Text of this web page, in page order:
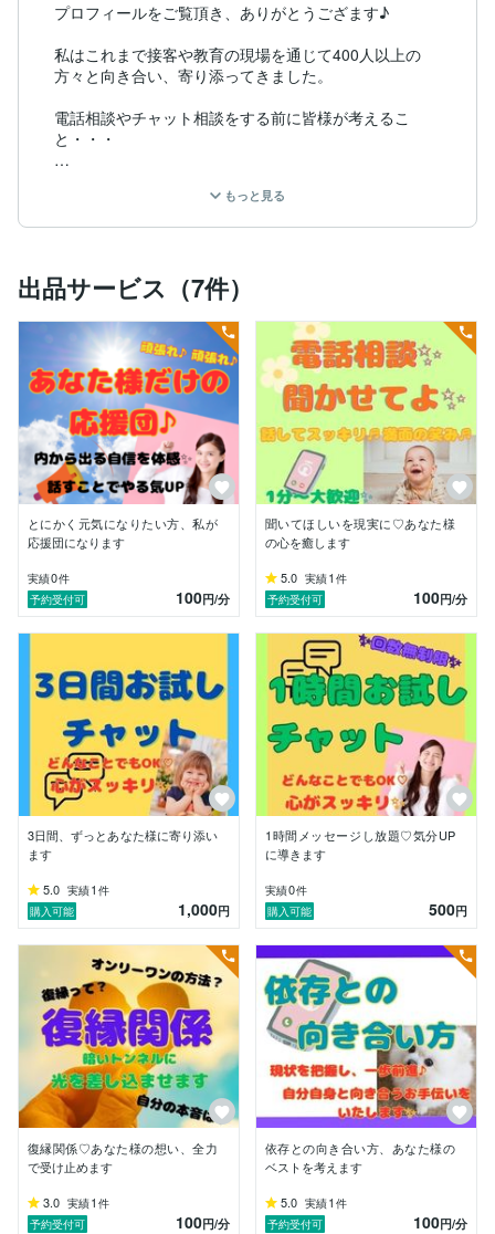
プロフィールをご覧頂き、ありがとうござます♪
私はこれまで接客や教育の現場を通じて400人以上の
方々と向き合い、寄り添ってきました。
電話相談やチャット相談をする前に皆様が考えるこ
と・・・
「この人で大丈夫かな」
・・・・・・・・・・・・・・・・・・・・・・・・・・・・
♡現状から抜け出したい
♡とにかく誰かに話を聴いて欲しい
♡頭の中がごちゃごちゃしすぎてよくわからない
♡周りの人には知られたくないけど、一人で抱え込むの
は辛い
どれか一つでも当てはまる方、
まずは私のプロフィールをご覧ください♬
そして、ぜひ私にご連絡ください♪
受け止め上手の私がお話を伺い、
少しでもあなた様が笑顔で過ごせる日々へご案内します
( *´艸｀)♬
私はあなた様にとことん付き合い、寄り添うことが大得
意！！
今までご縁を頂いた方にも
♥こんなにずっと話を聴いてくれる人はいない
♥一緒に考えてくれてありがとうございます
♥自分が今何をしたらいいかがわかりました
など、多くの嬉しいお言葉を頂いています。
・・・・・・・・・・・・・・・・・・・・・・・・・・・・
私は数年前、占い依存症でした。
全てが敵で、周囲に相談できるないようでもない。
味方は占い師だけ。
家族に隠れてこそこそ相談する日々。
そんな日々を過ごしていて、ふと思いました。
私、最近、笑っていない。。。。
それから、私は本を読んだり、海辺を散歩したり…
した。
もっと見る
出品サービス（7件）
とにかく元気になりたい方、私が
応援団になります
実績0件
予約受付可
100円/分
聞いてほしいを現実に♡あなた様
の心を癒します
5.0 実績1 件
予約受付可
100円/分
3日間、ずっとあなた様に寄り添い
ます
5.0 実績1 件
購入可能
1,000円
1時間メッセージし放題♡気分UP
に導きます
実績0件
購入可能
500円
復縁関係♡あなた様の想い、全力
で受け止めます
3.0 実績1 件
予約受付可
100円/分
依存との向き合い方、あなた様の
ベストを考えます
5.0 実績1 件
予約受付可
100円/分